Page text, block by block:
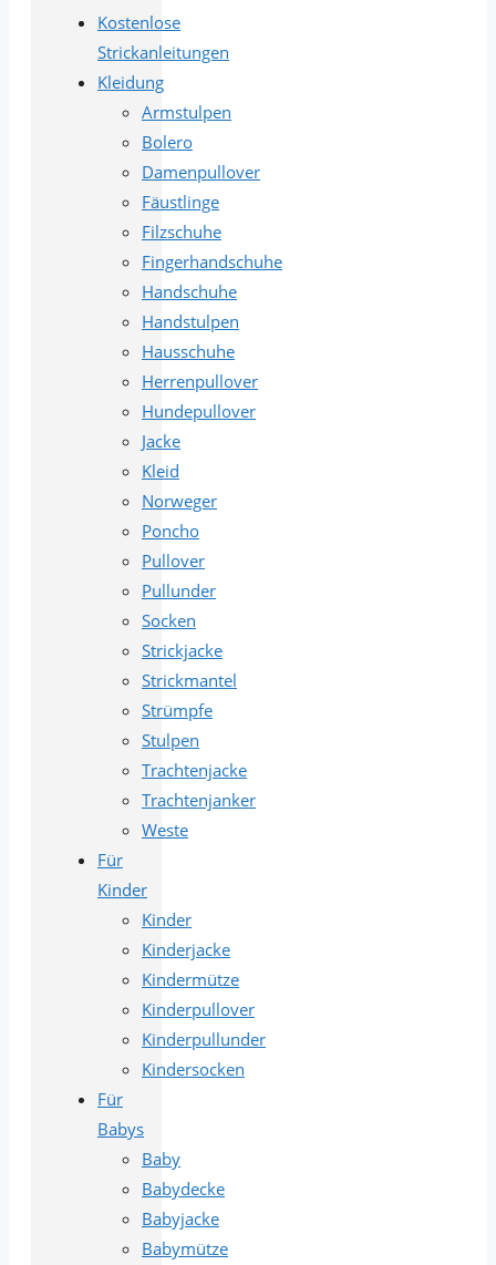
Kostenlose
Strickanleitungen
Kleidung
Armstulpen
Bolero
Damenpullover
Fäustlinge
Filzschuhe
Fingerhandschuhe
Handschuhe
Handstulpen
Hausschuhe
Herrenpullover
Hundepullover
Jacke
Kleid
Norweger
Poncho
Pullover
Pullunder
Socken
Strickjacke
Strickmantel
Strümpfe
Stulpen
Trachtenjacke
Trachtenjanker
Weste
Für
Kinder
Kinder
Kinderjacke
Kindermütze
Kinderpullover
Kinderpullunder
Kindersocken
Für
Babys
Baby
Babydecke
Babyjacke
Babymütze